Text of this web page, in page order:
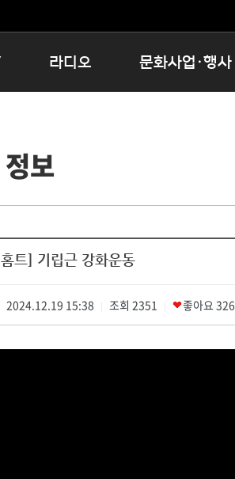
길
그램
그램
라디오
16:00 완벽한 하루
우리 고향, 부탁해!
문화사업·행사
충청북도 음식문화페스타
청원생명쌀 대청호마라톤
로컬 콘텐츠 Hub
문화행사 아카이빙
보
트] 기립근 강화운동
2024.12.19 15:38 조회 2351 좋아요326